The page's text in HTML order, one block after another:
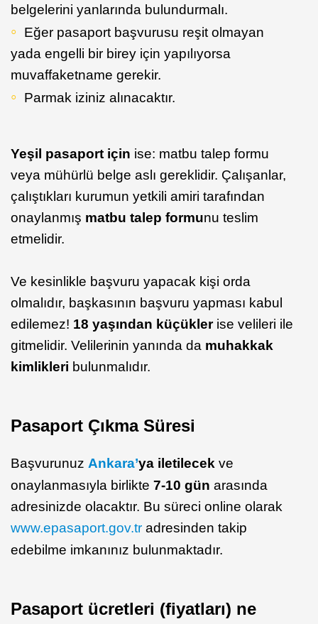
belgelerini yanlarında bulundurmalı.
Eğer pasaport başvurusu reşit olmayan
yada engelli bir birey için yapılıyorsa
muvaffaketname gerekir.
Parmak iziniz alınacaktır.
Yeşil pasaport için ise: matbu talep formu
veya mühürlü belge aslı gereklidir. Çalışanlar,
çalıştıkları kurumun yetkili amiri tarafından
onaylanmış matbu talep formunu teslim
etmelidir.
Ve kesinlikle başvuru yapacak kişi orda
olmalıdır, başkasının başvuru yapması kabul
edilemez! 18 yaşından küçüklerise velileri ile
gitmelidir. Velilerinin yanında da muhakkak
kimlikleri bulunmalıdır.
Pasaport Çıkma Süresi
Başvurunuz Ankara’ya iletilecek ve
onaylanmasıyla birlikte 7-10 gün arasında
adresinizde olacaktır. Bu süreci online olarak
www.epasaport.gov.tr adresinden takip
edebilme imkanınız bulunmaktadır.
Pasaport ücretleri (fiyatları) ne